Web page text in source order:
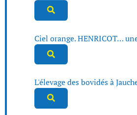
Ciel orange. HENRICOT…
L'élevage des bovidés à